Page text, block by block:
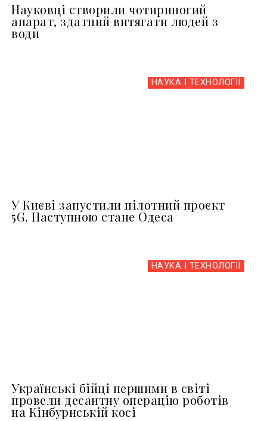
Науковці створили чотириногий
апарат, здатний витягати людей з
води
НАУКА І ТЕХНОЛОГІЇ
У Києві запустили пілотний проєкт
5G. Наступною стане Одеса
НАУКА І ТЕХНОЛОГІЇ
Українські бійці першими в світі
провели десантну операцію роботів
на Кінбурнській косі